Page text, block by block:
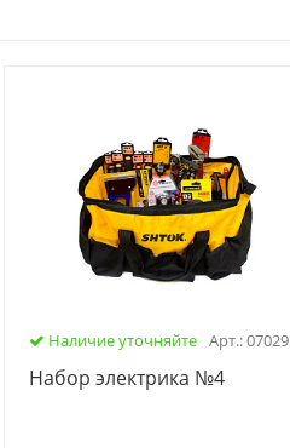
Наличие уточняйте Арт.: 07029
Набор электрика №4